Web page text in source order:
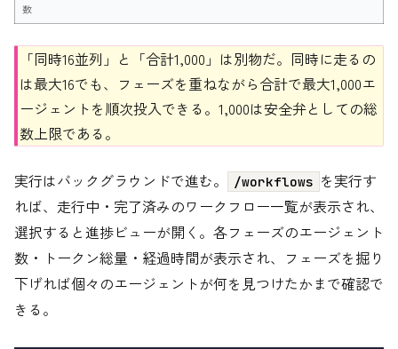
数
「同時16並列」と「合計1,000」は別物だ。同時に走るの
は最大16でも、フェーズを重ねながら合計で最大1,000エ
ージェントを順次投入できる。1,000は安全弁としての総
数上限である。
実行はバックグラウンドで進む。 /workflows を実行す
れば、走行中・完了済みのワークフロー一覧が表示され、
選択すると進捗ビューが開く。各フェーズのエージェント
数・トークン総量・経過時間が表示され、フェーズを掘り
下げれば個々のエージェントが何を見つけたかまで確認で
きる。